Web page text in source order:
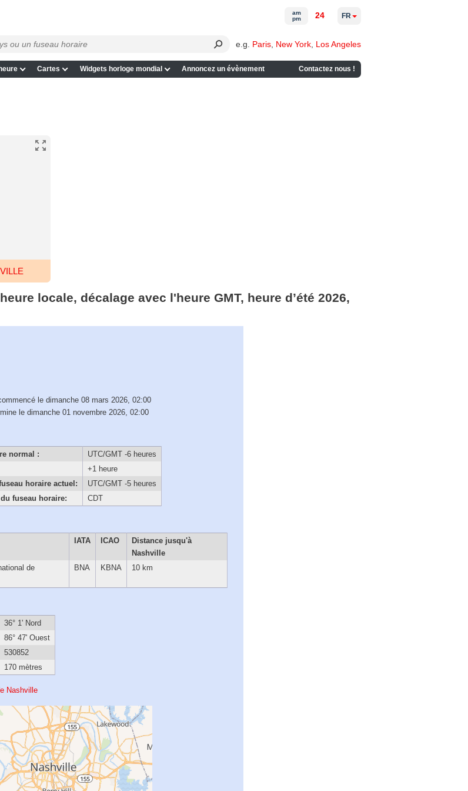
e.g. Paris New York Los Angeles
Cartes Widgets horloge mondial Annoncez un évènement Contactez nous !
am
pm
24 FR
locale, décalage avec l'heure GMT, heure d’été 2026,
le dimanche 08 mars 2026, 02:00
le dimanche 01 novembre 2026, 02:00
normal :
UTC/GMT -6 heures
+1 heure
horaire actuel:
UTC/GMT -5 heures
fuseau horaire:
CDT
IATA ICAO
Distance jusqu'à
Nashville
de
BNA KBNA 10 km
36° 1' Nord
86° 47' Ouest
530852
170 mètres
Nashville